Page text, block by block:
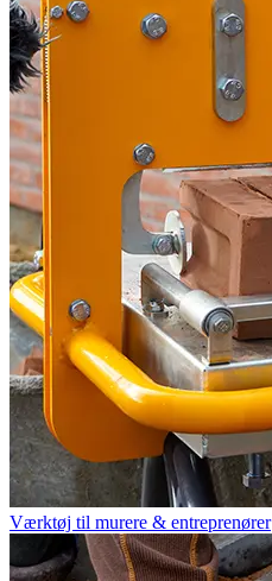
Værktøj til murere & entreprenører